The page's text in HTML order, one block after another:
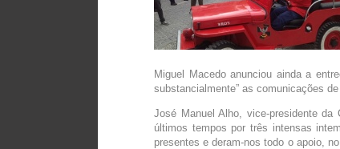
Miguel Macedo anunciou ainda a
substancialmente” as comunicações
José Manuel Alho, vice-presidente
últimos tempos por três intensas
presentes e deram-nos todo o apoio,